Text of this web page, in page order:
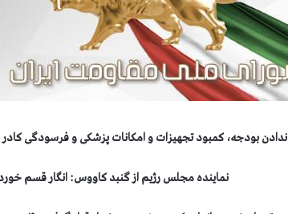
ندادن بودجه، کمبود تجهیزات و امکانات پزشکی و فرسودگی
نماینده مجلس رژیم از گنبد کاووس: انگار قسم